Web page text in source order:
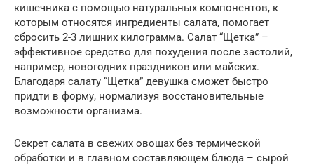
кишечника с помощью натуральных компонентов, к
которым относятся ингредиенты салата, помогает
сбросить 2-3 лишних килограмма. Салат “Щетка” –
эффективное средство для похудения после застолий,
например, новогодних праздников или майских.
Благодаря салату “Щетка” девушка сможет быстро
придти в форму, нормализуя восстановительные
возможности организма.
Секрет салата в свежих овощах без термической
обработки и в главном составляющем блюда – сырой